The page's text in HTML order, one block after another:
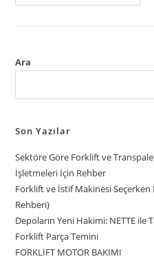
Ara
Son Yazılar
Sektöre Göre Forklift ve
İşletmeleri İçin Rehber
Forklift ve İstif Makinesi Seçerken
Rehberi)
Depoların Yeni Hakimi: NETTE ile
Forklift Parça Temini
FORKLİFT MOTOR BAKIMI